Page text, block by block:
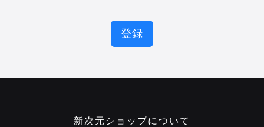
登録
新次元ショップについて